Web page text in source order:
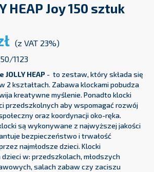
HEAP Joy 150 sztuk
(z VAT 23%)
1123
HEAP - to zestaw, który składa się
2 kształtach. Zabawa klockami pobudza
kreatywne myślenie. Ponadto klocki
przedszkolnych aby wspomagać rozwój
oraz koordynacji oko-ręka.
są wykonywane z najwyższej jakości
bezpieczeństwo i trwałość
najmłodsze dzieci. Klocki
w: przedszkolach, młodszych
salach zabaw czy zaciszu